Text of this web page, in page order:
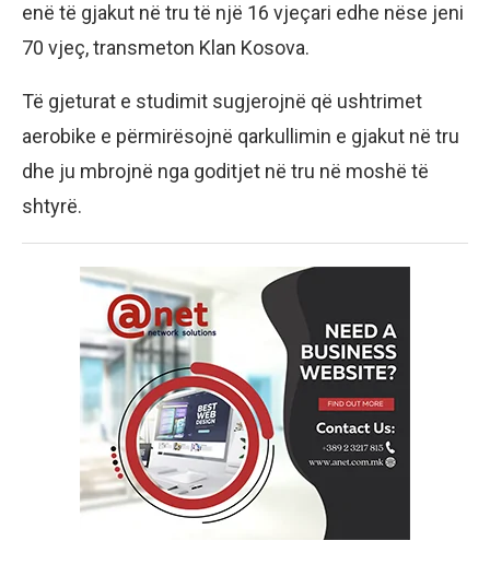
enë të gjakut në tru të një 16 vjeçari edhe nëse jeni
70 vjeç, transmeton Klan Kosova.
Të gjeturat e studimit sugjerojnë që ushtrimet
aerobike e përmirësojnë qarkullimin e gjakut në tru
dhe ju mbrojnë nga goditjet në tru në moshë të
shtyrë.